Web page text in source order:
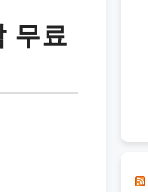
무료